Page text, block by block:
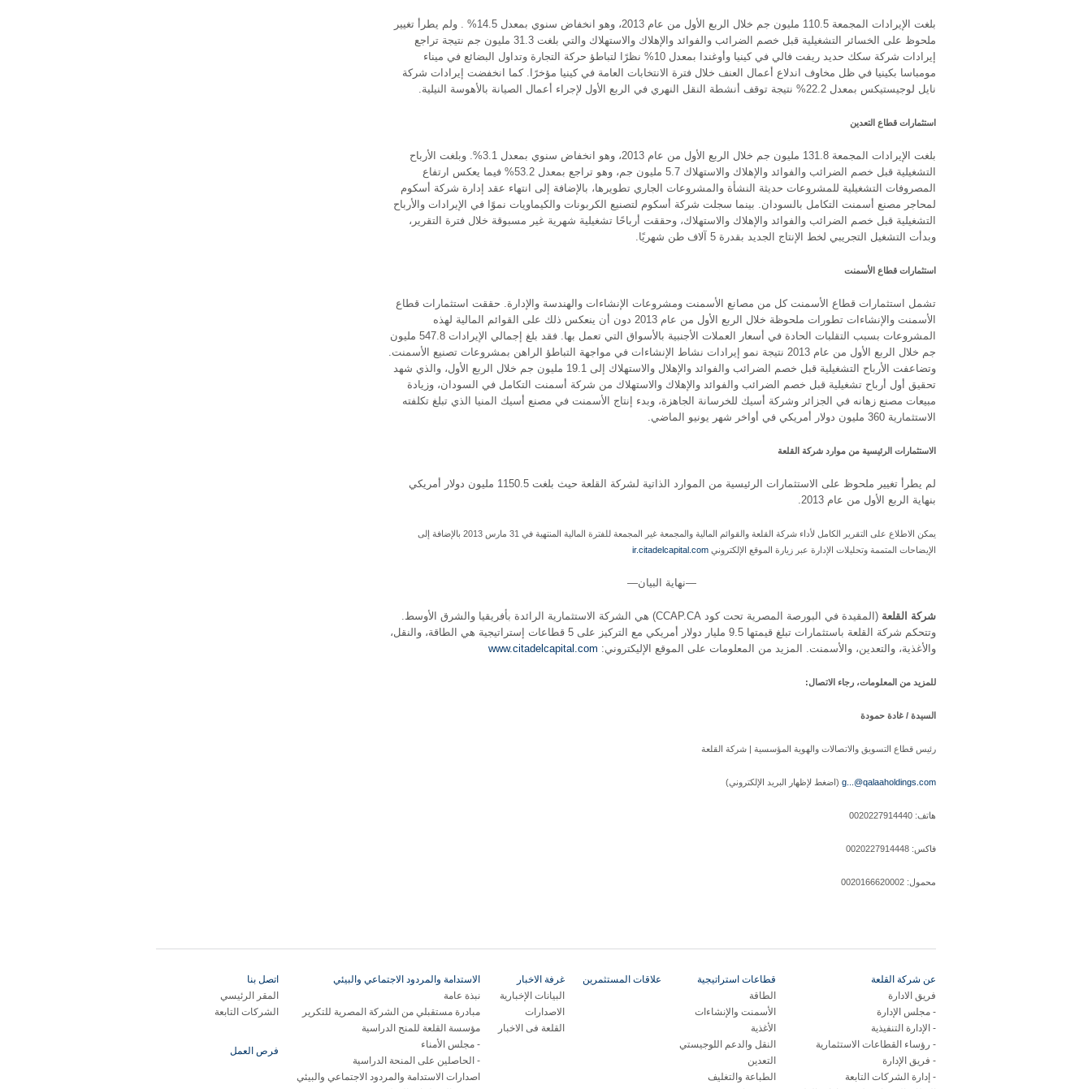
بلغت الإيرادات المجمعة 110.5 مليون جم خلال الربع الأول من عام 2013، وهو انخفاض سنوي بمعدل 14.5% . ولم يطرأ تغيير
ملحوظ على الخسائر التشغيلية قبل خصم الضرائب والفوائد والإهلاك والاستهلاك والتي بلغت 31.3 مليون جم نتيجة تراجع
إيرادات شركة سكك حديد ريفت فالي في كينيا وأوغندا بمعدل 10% نظرًا لتباطؤ حركة التجارة وتداول البضائع في ميناء
مومباسا بكينيا في ظل مخاوف اندلاع أعمال العنف خلال فترة الانتخابات العامة في كينيا مؤخرًا. كما انخفضت إيرادات شركة
نايل لوجيستيكس بمعدل 22.2% نتيجة توقف أنشطة النقل النهري في الربع الأول لإجراء أعمال الصيانة بالأهوسة النيلية.
استثمارات قطاع التعدين
بلغت الإيرادات المجمعة 131.8 مليون جم خلال الربع الأول من عام 2013، وهو انخفاض سنوي بمعدل 3.1%. وبلغت الأرباح
التشغيلية قبل خصم الضرائب والفوائد والإهلاك والاستهلاك 5.7 مليون جم، وهو تراجع بمعدل 53.2% فيما يعكس ارتفاع
المصروفات التشغيلية للمشروعات حديثة النشأة والمشروعات الجاري تطويرها، بالإضافة إلى انتهاء عقد إدارة شركة أسكوم
لمحاجر مصنع أسمنت التكامل بالسودان. بينما سجلت شركة أسكوم لتصنيع الكربونات والكيماويات نموًا في الإيرادات والأرباح
التشغيلية قبل خصم الضرائب والفوائد والإهلاك والاستهلاك، وحققت أرباحًا تشغيلية شهرية غير مسبوقة خلال فترة التقرير،
وبدأت التشغيل التجريبي لخط الإنتاج الجديد بقدرة 5 آلاف طن شهريًا.
استثمارات قطاع الأسمنت
تشمل استثمارات قطاع الأسمنت كل من مصانع الأسمنت ومشروعات الإنشاءات والهندسة والإدارة. حققت استثمارات قطاع
الأسمنت والإنشاءات تطورات ملحوظة خلال الربع الأول من عام 2013 دون أن ينعكس ذلك على القوائم المالية لهذه
المشروعات بسبب التقلبات الحادة في أسعار العملات الأجنبية بالأسواق التي تعمل بها. فقد بلغ إجمالي الإيرادات 547.8 مليون
جم خلال الربع الأول من عام 2013 نتيجة نمو إيرادات نشاط الإنشاءات في مواجهة التباطؤ الراهن بمشروعات تصنيع الأسمنت.
وتضاعفت الأرباح التشغيلية قبل خصم الضرائب والفوائد والإهلال والاستهلاك إلى 19.1 مليون جم خلال الربع الأول، والذي شهد
تحقيق أول أرباح تشغيلية قبل خصم الضرائب والفوائد والإهلاك والاستهلاك من شركة أسمنت التكامل في السودان، وزيادة
مبيعات مصنع زهانه في الجزائر وشركة أسيك للخرسانة الجاهزة، وبدء إنتاج الأسمنت في مصنع أسيك المنيا الذي تبلغ تكلفته
الاستثمارية 360 مليون دولار أمريكي في أواخر شهر يونيو الماضي.
الاستثمارات الرئيسية من موارد شركة القلعة
لم يطرأ تغيير ملحوظ على الاستثمارات الرئيسية من الموارد الذاتية لشركة القلعة حيث بلغت 1150.5 مليون دولار أمريكي
بنهاية الربع الأول من عام 2013.
يمكن الاطلاع على التقرير الكامل لأداء شركة القلعة والقوائم المالية والمجمعة غير المجمعة للفترة المالية المنتهية في 31 مارس 2013 بالإضافة إلى
الإيضاحات المتممة وتحليلات الإدارة عبر زيارة الموقع الإلكتروني ir.citadelcapital.com
—نهاية البيان—
شركة القلعة
(المقيدة في البورصة المصرية تحت كود CCAP.CA) هي الشركة الاستثمارية الرائدة بأفريقيا والشرق الأوسط.
وتتحكم شركة القلعة باستثمارات تبلغ قيمتها 9.5 مليار دولار أمريكي مع التركيز على 5 قطاعات إستراتيجية هي الطاقة، والنقل،
والأغذية، والتعدين، والأسمنت. المزيد من المعلومات على الموقع الإليكتروني: www.citadelcapital.com
للمزيد من المعلومات، رجاء الاتصال:
السيدة / غادة حمودة
رئيس قطاع التسويق والاتصالات والهوية المؤسسية | شركة القلعة
g...@qalaaholdings.com (اضغط لإظهار البريد الإلكتروني)
هاتف: 0020227914440
فاكس: 0020227914448
محمول: 0020166620002
عن شركة القلعة
فريق الادارة
مجلس الإدارة
الإدارة التنفيذية
رؤساء القطاعات الاستثمارية
فريق الإدارة
إدارة الشركات التابعة
قطاعات استراتيجية
الطاقة
الأسمنت والإنشاءات
الأغذية
النقل والدعم اللوجيستي
التعدين
الطباعة والتغليف
علاقات المستثمرين
غرفة الاخبار
البيانات الإخبارية
الاصدارات
القلعة فى الاخبار
الاستدامة والمردود الاجتماعي والبيئي
نبذة عامة
مبادرة مستقبلي من الشركة المصرية للتكرير
مؤسسة القلعة للمنح الدراسية
مجلس الأمناء
الحاصلين على المنحة الدراسية
اصدارات الاستدامة والمردود الاجتماعي والبيئي
اتصل بنا
المقر الرئيسي
الشركات التابعة
فرص العمل